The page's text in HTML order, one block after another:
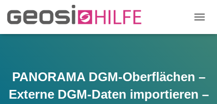
A
T
O
PANORAMA DGM-Oberflächen –
Externe DGM-Daten importieren –